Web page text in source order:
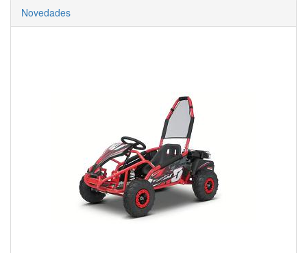
Novedades